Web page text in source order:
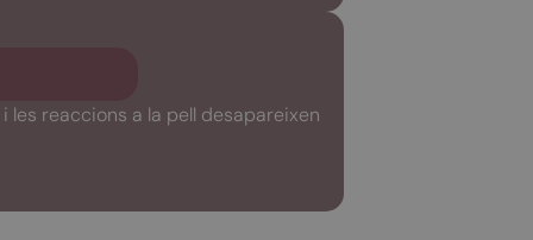
les reaccions a la pell desapareixen